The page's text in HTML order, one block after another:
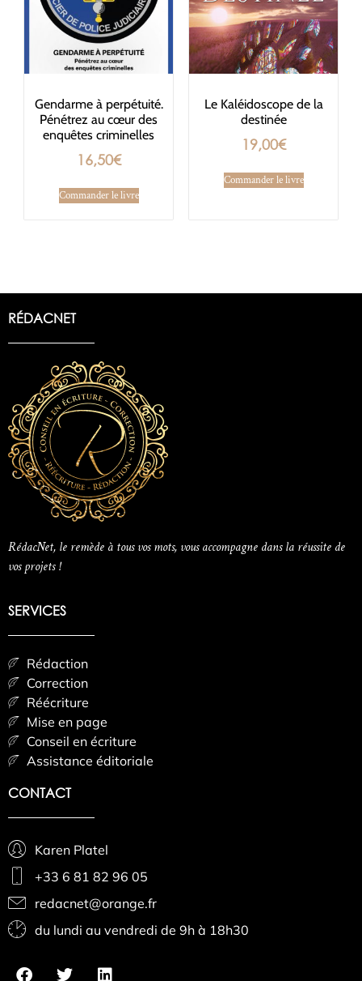
Gendarme à perpétuité.
Pénétrez au cœur des
enquêtes criminelles
16,50€
Commander le livre
Le Kaléidoscope de la
destinée
19,00€
Commander le livre
RÉDACNET
RédacNet, le remède à tous vos mots, vous accompagne dans la réussite de
vos projets !
SERVICES
Rédaction
Correction
Réécriture
Mise en page
Conseil en écriture
Assistance éditoriale
CONTACT
Karen Platel
+33 6 81 82 96 05
redacnet@orange.fr
du lundi au vendredi de 9h à 18h30